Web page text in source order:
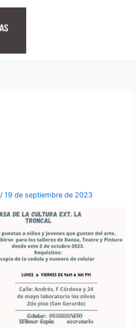
/19 de septiembre de 2023